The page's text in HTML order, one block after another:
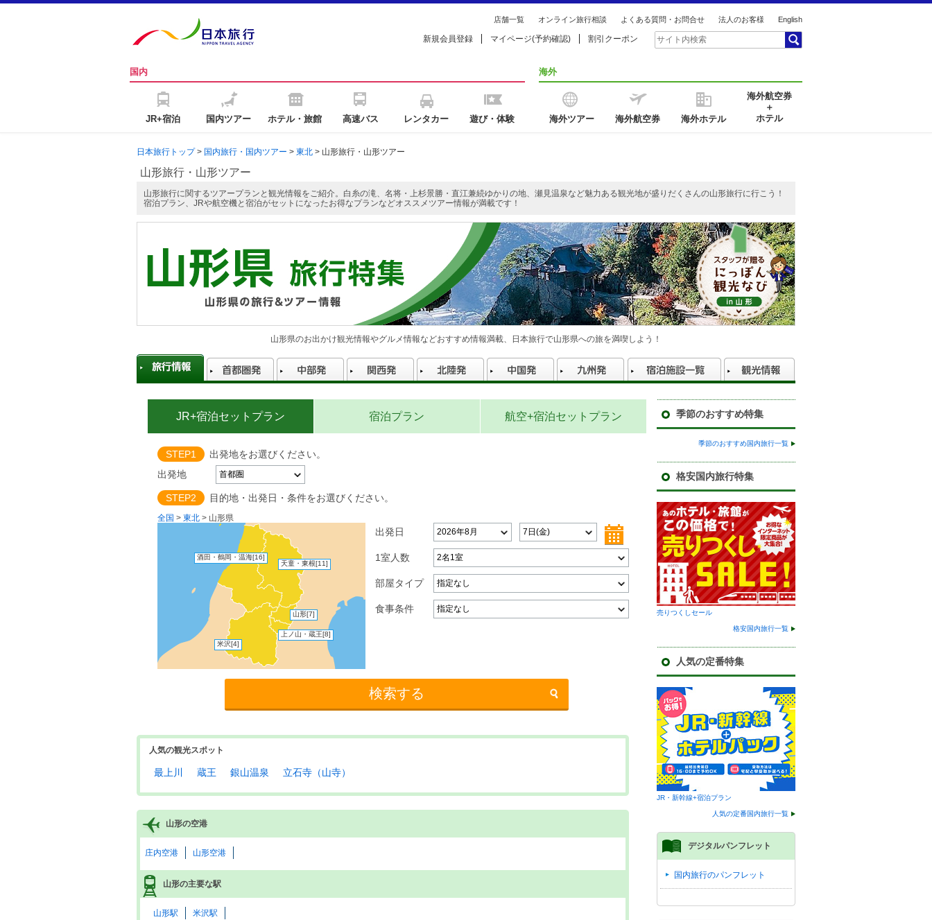
店舗一覧 オンライン旅行相談 よくある質問・お問合せ 法人のお客様 English
新規会員登録 マイページ(予約確認) 割引クーポン
国内
JR+宿泊 国内ツアー ホテル・旅館 高速バス レンタカー 遊び・体験
海外
海外ツアー 海外航空券 海外ホテル
海外航空券
＋
ホテル
日本旅行トップ> 国内旅行・国内ツアー > 東北 > 山形旅行・山形ツアー
山形旅行・山形ツアー
山形旅行に関するツアープランと観光情報をご紹介。白糸の滝、名将・上杉景勝・直江兼続ゆかりの地、瀬見温泉など魅力ある観光地が盛りだくさんの山形旅行に行こう！
宿泊プラン、JRや航空機と宿泊がセットになったお得なプランなどオススメツアー情報が満載です！
山形県のお出かけ観光情報やグルメ情報などおすすめ情報満載、日本旅行で山形県への旅を満喫しよう！
JR+宿泊セットプラン 宿泊プラン 航空+宿泊セットプラン
STEP1
出発地をお選びください。
出発地
STEP2 目的地・出発日・条件をお選びください。
全国 > 東北 > 山形県
天童・東根[11]
山形[7]
上ノ山・蔵王[8]
米沢[4]
酒田・鶴岡・温海[16]
出発日
1室人数
部屋タイプ
食事条件
検索する
人気の観光スポット
最上川 蔵王 銀山温泉 立石寺（山寺）
山形の空港
庄内空港 山形空港
山形の主要な駅
山形駅 米沢駅
季節のおすすめ特集
季節のおすすめ国内旅行一覧
格安国内旅行特集
売りつくしセール
格安国内旅行一覧
人気の定番特集
JR・新幹線+宿泊プラン
人気の定番国内旅行一覧
デジタルパンフレット
国内旅行のパンフレット